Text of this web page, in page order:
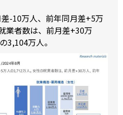
-10万人、前年同月差+5万
業者数は、前月差+30万
3,104万人。